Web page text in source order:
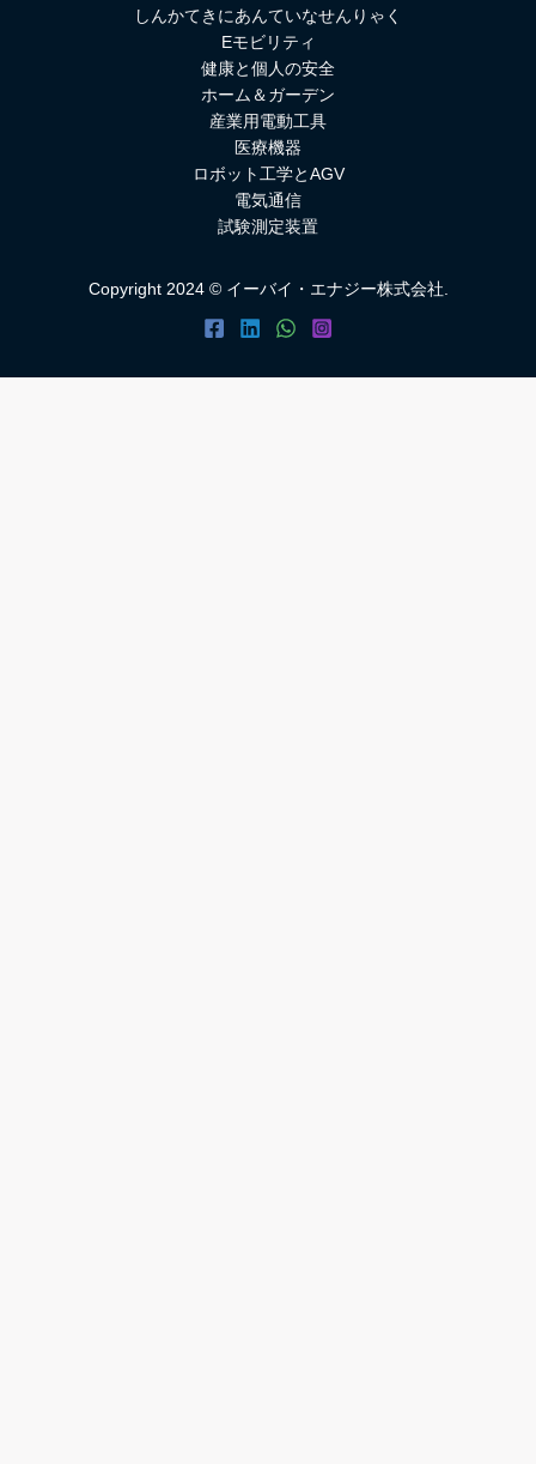
しんかてきにあんていなせんりゃく
Eモビリティ
健康と個人の安全
ホーム＆ガーデン
産業用電動工具
医療機器
ロボット工学とAGV
電気通信
試験測定装置
Copyright 2024 © イーバイ・エナジー株式会社.